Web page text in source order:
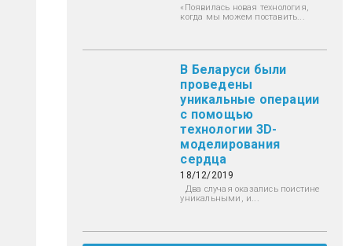
«Появилась новая технология,
когда мы можем поставить...
В Беларуси были
проведены
уникальные операции
с помощью
технологии 3D-
моделирования
сердца
18/12/2019
Два случая оказались поистине
уникальными, и...